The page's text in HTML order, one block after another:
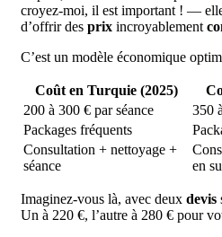
croyez-moi, il est important ! —
d’offrir des prix incroyablement
C’est un modèle économique
Coût en Turquie(2025)
200 à 300 € par séance
350
Packages fréquents
Consultation + nettoyage +
séance
en
Imaginez-vous là, avec deux devis
Un à 220 €, l’autre à 280 € pour